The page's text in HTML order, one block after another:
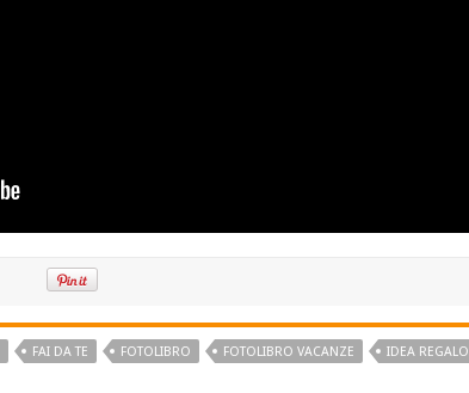
FAI DA TE FOTOLIBRO FOTOLIBRO VACANZE
IDEA REGALO